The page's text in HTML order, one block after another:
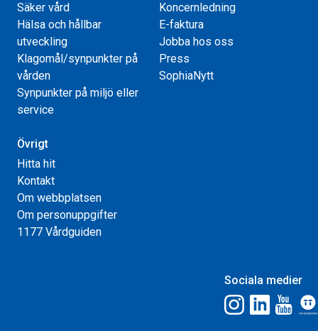
Säker vård
Hälsa och hållbar
utveckling
Klagomål/synpunkter på
vården
Synpunkter på miljö eller
service
Koncernledning
E-faktura
Jobba hos oss
Press
SophiaNytt
Övrigt
Hitta hit
Kontakt
Om webbplatsen
Om personuppgifter
1177 Vårdguiden
Sociala medier